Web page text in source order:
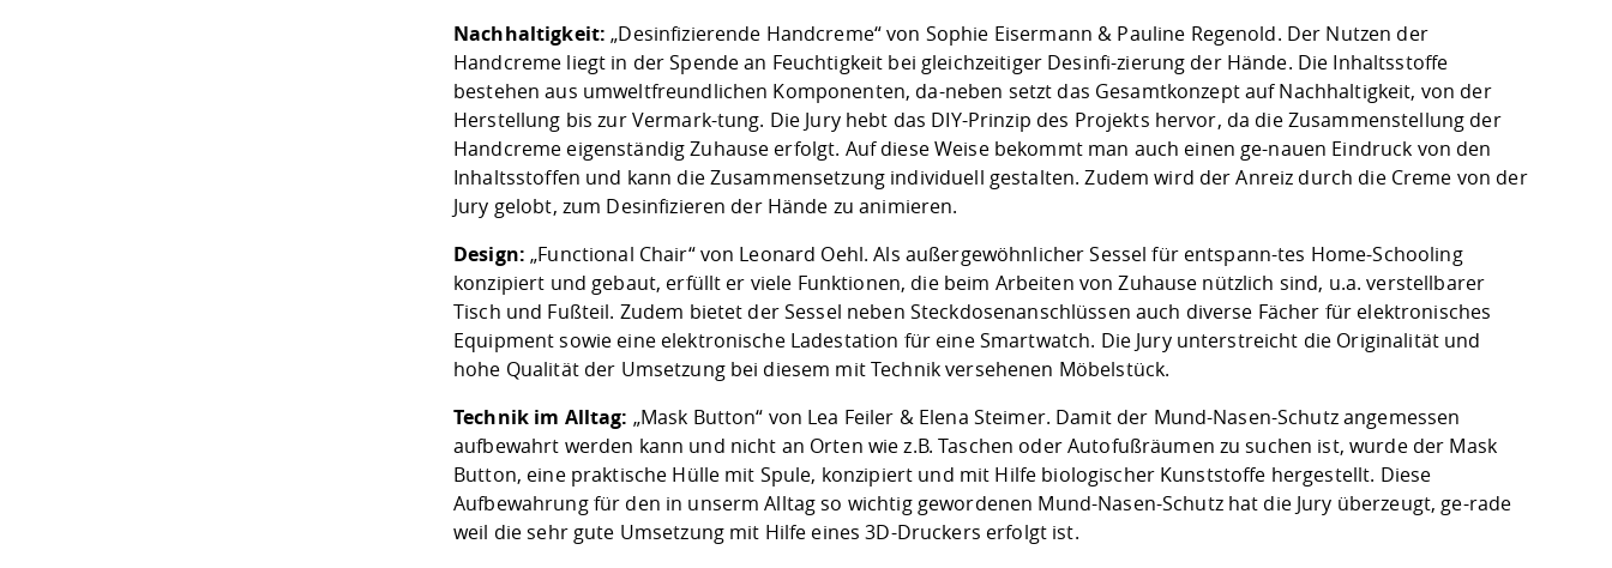
Nachhaltigkeit: „Desinfizierende Handcreme“ von Sophie Eisermann & Pauline Regenold. Der Nutzen der
Handcreme liegt in der Spende an Feuchtigkeit bei gleichzeitiger Desinfi-zierung der Hände. Die Inhaltsstoffe
bestehen aus umweltfreundlichen Komponenten, da-neben setzt das Gesamtkonzept auf Nachhaltigkeit, von der
Herstellung bis zur Vermark-tung. Die Jury hebt das DIY-Prinzip des Projekts hervor, da die Zusammenstellung der
Handcreme eigenständig Zuhause erfolgt. Auf diese Weise bekommt man auch einen ge-nauen Eindruck von den
Inhaltsstoffen und kann die Zusammensetzung individuell gestalten. Zudem wird der Anreiz durch die Creme von der
Jury gelobt, zum Desinfizieren der Hände zu animieren.
Design: „Functional Chair“ von Leonard Oehl. Als außergewöhnlicher Sessel für entspann-tes Home-Schooling
konzipiert und gebaut, erfüllt er viele Funktionen, die beim Arbeiten von Zuhause nützlich sind, u.a. verstellbarer
Tisch und Fußteil. Zudem bietet der Sessel neben Steckdosenanschlüssen auch diverse Fächer für elektronisches
Equipment sowie eine elektronische Ladestation für eine Smartwatch. Die Jury unterstreicht die Originalität und
hohe Qualität der Umsetzung bei diesem mit Technik versehenen Möbelstück.
Technik im Alltag: „Mask Button“ von Lea Feiler & Elena Steimer. Damit der Mund-Nasen-Schutz angemessen
aufbewahrt werden kann und nicht an Orten wie z.B. Taschen oder Autofußräumen zu suchen ist, wurde der Mask
Button, eine praktische Hülle mit Spule, konzipiert und mit Hilfe biologischer Kunststoffe hergestellt. Diese
Aufbewahrung für den in unserm Alltag so wichtig gewordenen Mund-Nasen-Schutz hat die Jury überzeugt, ge-rade
weil die sehr gute Umsetzung mit Hilfe eines 3D-Druckers erfolgt ist.